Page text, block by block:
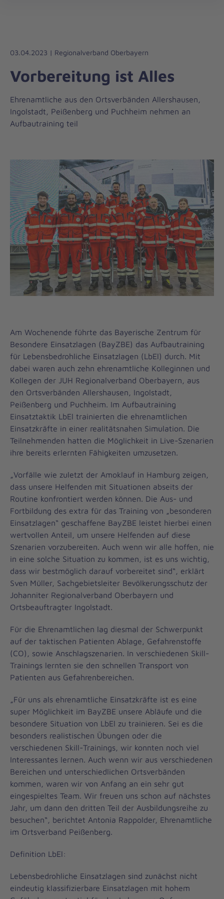
Liebe
Leben
03.04.2023 | Regionalverband Oberbayern
Vorbereitung ist Alles
Ehrenamtliche aus den Ortsverbänden Allershausen,
Ingolstadt, Peißenberg und Puchheim nehmen an
Aufbautraining teil
Am Wochenende führte das Bayerische Zentrum für
Besondere Einsatzlagen (BayZBE) das Aufbautraining
für Lebensbedrohliche Einsatzlagen (LbEl) durch. Mit
dabei waren auch zehn ehrenamtliche Kolleginnen und
Kollegen der JUH Regionalverband Oberbayern, aus
den Ortsverbänden Allershausen, Ingolstadt,
Peißenberg und Puchheim. Im Aufbautraining
Einsatztaktik LbEl trainierten die ehrenamtlichen
Einsatzkräfte in einer realitätsnahen Simulation. Die
Teilnehmenden hatten die Möglichkeit in Live-Szenarien
ihre bereits erlernten Fähigkeiten umzusetzen.
„Vorfälle wie zuletzt der Amoklauf in Hamburg zeigen,
dass unsere Helfenden mit Situationen abseits der
Routine konfrontiert werden können. Die Aus- und
Fortbildung des extra für das Training von „besonderen
Einsatzlagen“ geschaffene BayZBE leistet hierbei einen
wertvollen Anteil, um unsere Helfenden auf diese
Szenarien vorzubereiten. Auch wenn wir alle hoffen, nie
in eine solche Situation zu kommen, ist es uns wichtig,
dass wir bestmöglich darauf vorbereitet sind“, erklärt
Sven Müller, Sachgebietsleiter Bevölkerungsschutz der
Johanniter Regionalverband Oberbayern und
Ortsbeauftragter Ingolstadt.
Für die Ehrenamtlichen lag diesmal der Schwerpunkt
auf der taktischen Patienten Ablage, Gefahrenstoffe
(CO), sowie Anschlagszenarien. In verschiedenen Skill-
Trainings lernten sie den schnellen Transport von
Patienten aus Gefahrenbereichen.
„Für uns als ehrenamtliche Einsatzkräfte ist es eine
super Möglichkeit im BayZBE unsere Abläufe und die
besondere Situation von LbEl zu trainieren. Sei es die
besonders realistischen Übungen oder die
verschiedenen Skill-Trainings, wir konnten noch viel
Interessantes lernen. Auch wenn wir aus verschiedenen
Bereichen und unterschiedlichen Ortsverbänden
kommen, waren wir von Anfang an ein sehr gut
eingespieltes Team. Wir freuen uns schon auf nächstes
Jahr, um dann den dritten Teil der Ausbildungsreihe zu
besuchen“, berichtet Antonia Rappolder, Ehrenamtliche
im Ortsverband Peißenberg.
Definition LbEl:
Lebensbedrohliche Einsatzlagen sind zunächst nicht
eindeutig klassifizierbare Einsatzlagen mit hohem